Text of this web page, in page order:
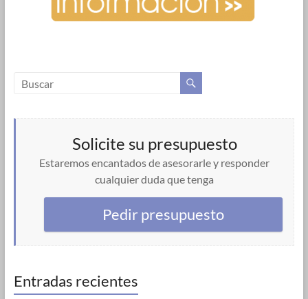
Solicite su presupuesto
Estaremos encantados de asesorarle y responder
cualquier duda que tenga
Pedir presupuesto
Entradas recientes